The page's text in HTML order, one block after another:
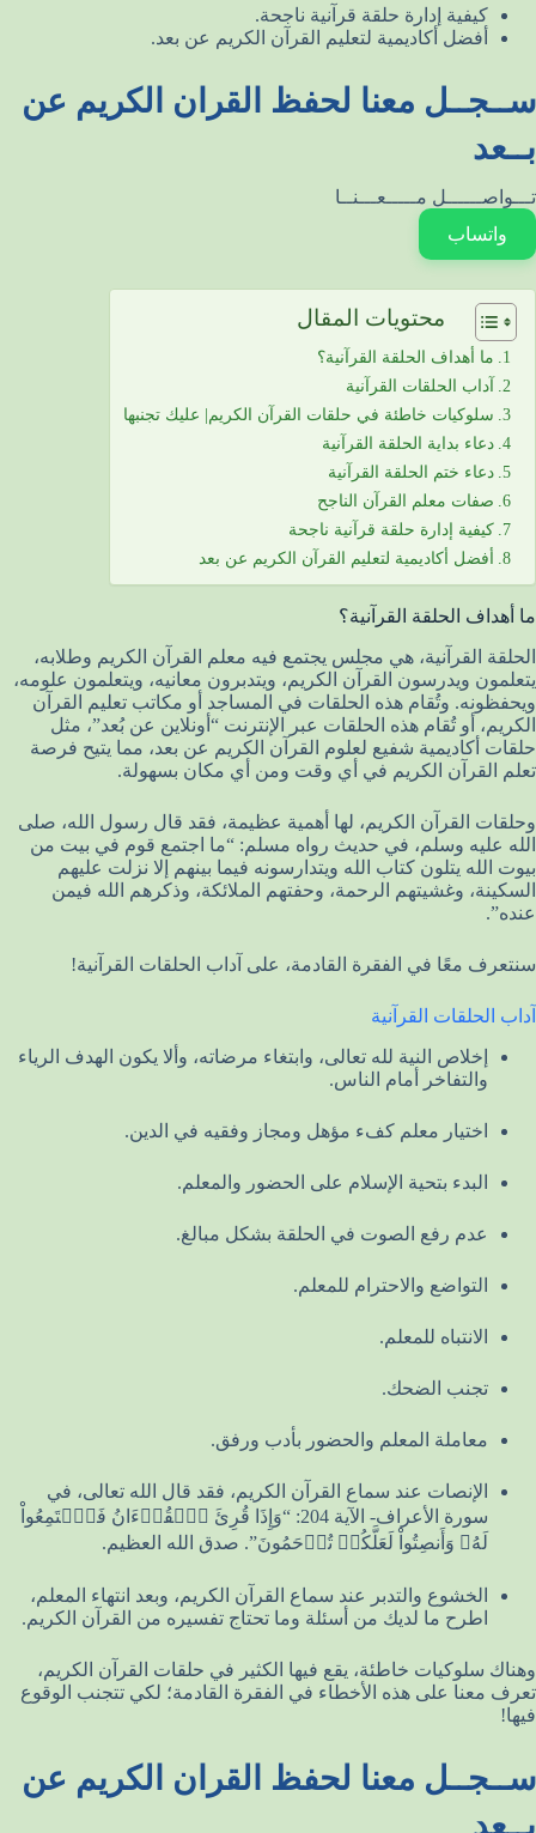
كيفية إدارة حلقة قرآنية ناجحة.
أفضل أكاديمية لتعليم القرآن الكريم عن بعد.
ســجــل معنا لحفظ القران الكريم عن
بــعد
تـــواصــــــل مـــــعـــنــا
واتساب
محتويات المقال
ما أهداف الحلقة القرآنية؟
آداب الحلقات القرآنية
سلوكيات خاطئة في حلقات القرآن الكريم| عليك تجنبها
دعاء بداية الحلقة القرآنية
دعاء ختم الحلقة القرآنية
صفات معلم القرآن الناجح
كيفية إدارة حلقة قرآنية ناجحة
أفضل أكاديمية لتعليم القرآن الكريم عن بعد
ما أهداف الحلقة القرآنية؟
الحلقة القرآنية، هي مجلس يجتمع فيه معلم القرآن الكريم وطلابه،
يتعلمون ويدرسون القرآن الكريم، ويتدبرون معانيه، ويتعلمون علومه،
ويحفظونه. وتُقام هذه الحلقات في المساجد أو مكاتب تعليم القرآن
الكريم، أو تُقام هذه الحلقات عبر الإنترنت “أونلاين عن بُعد”، مثل
حلقات أكاديمية شفيع لعلوم القرآن الكريم عن بعد، مما يتيح فرصة
تعلم القرآن الكريم في أي وقت ومن أي مكان بسهولة.
وحلقات القرآن الكريم، لها أهمية عظيمة، فقد قال رسول الله، صلى
الله عليه وسلم، في حديث رواه مسلم: “ما اجتمع قوم في بيت من
بيوت الله يتلون كتاب الله ويتدارسونه فيما بينهم إلا نزلت عليهم
السكينة، وغشيتهم الرحمة، وحفتهم الملائكة، وذكرهم الله فيمن
عنده”.
سنتعرف معًا في الفقرة القادمة، على آداب الحلقات القرآنية!
آداب الحلقات القرآنية
إخلاص النية لله تعالى، وابتغاء مرضاته، وألا يكون الهدف الرياء
والتفاخر أمام الناس.
اختيار معلم كفء مؤهل ومجاز وفقيه في الدين.
البدء بتحية الإسلام على الحضور والمعلم.
عدم رفع الصوت في الحلقة بشكل مبالغ.
التواضع والاحترام للمعلم.
الانتباه للمعلم.
تجنب الضحك.
معاملة المعلم والحضور بأدب ورفق.
الإنصات عند سماع القرآن الكريم، فقد قال الله تعالى، في
سورة الأعراف- الآية 204: “وَإِذَا قُرِئَ ٱلۡقُرۡءَانُ فَٱسۡتَمِعُواْ
لَهُۥ وَأَنصِتُواْ لَعَلَّكُمۡ تُرۡحَمُونَ”. صدق الله العظيم.
الخشوع والتدبر عند سماع القرآن الكريم، وبعد انتهاء المعلم،
اطرح ما لديك من أسئلة وما تحتاج تفسيره من القرآن الكريم.
وهناك سلوكيات خاطئة، يقع فيها الكثير في حلقات القرآن الكريم،
تعرف معنا على هذه الأخطاء في الفقرة القادمة؛ لكي تتجنب الوقوع
فيها!
ســجــل معنا لحفظ القران الكريم عن
بــعد